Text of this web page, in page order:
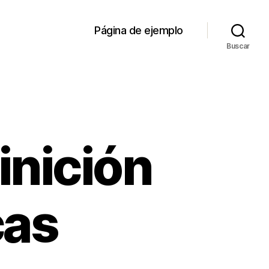
Página de ejemplo
Buscar